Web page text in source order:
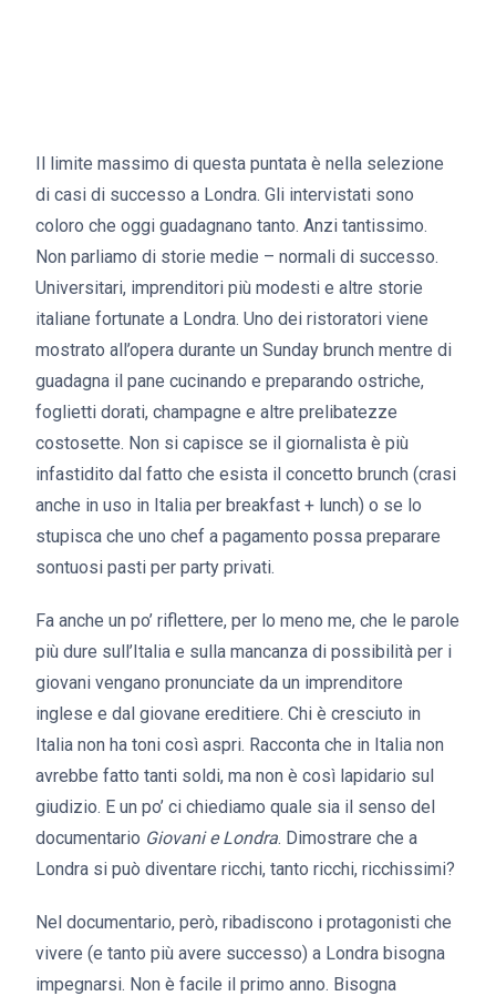
Il limite massimo di questa puntata è nella selezione
di casi di successo a Londra. Gli intervistati sono
coloro che oggi guadagnano tanto. Anzi tantissimo.
Non parliamo di storie medie – normali di successo.
Universitari, imprenditori più modesti e altre storie
italiane fortunate a Londra. Uno dei ristoratori viene
mostrato all’opera durante un Sunday brunch mentre di
guadagna il pane cucinando e preparando ostriche,
foglietti dorati, champagne e altre prelibatezze
costosette. Non si capisce se il giornalista è più
infastidito dal fatto che esista il concetto brunch (crasi
anche in uso in Italia per breakfast + lunch) o se lo
stupisca che uno chef a pagamento possa preparare
sontuosi pasti per party privati.
Fa anche un po’ riflettere, per lo meno me, che le parole
più dure sull’Italia e sulla mancanza di possibilità per i
giovani vengano pronunciate da un imprenditore
inglese e dal giovane ereditiere. Chi è cresciuto in
Italia non ha toni così aspri. Racconta che in Italia non
avrebbe fatto tanti soldi, ma non è così lapidario sul
giudizio. E un po’ ci chiediamo quale sia il senso del
documentario Giovani e Londra. Dimostrare che a
Londra si può diventare ricchi, tanto ricchi, ricchissimi?
Nel documentario, però, ribadiscono i protagonisti che
vivere (e tanto più avere successo) a Londra bisogna
impegnarsi. Non è facile il primo anno. Bisogna